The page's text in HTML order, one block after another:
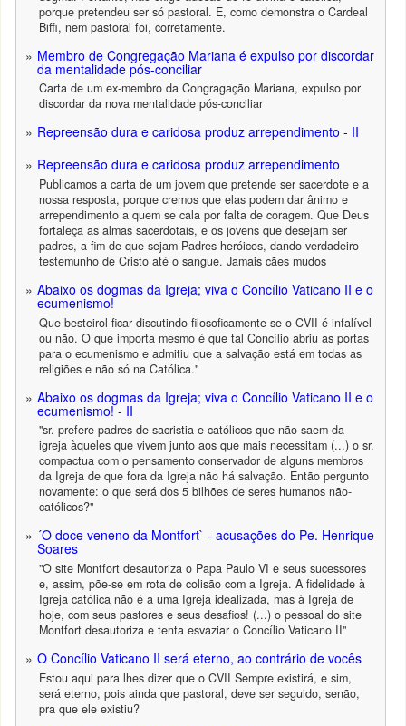
porque pretendeu ser só pastoral. E, como demonstra o Cardeal
Biffi, nem pastoral foi, corretamente.
Membro de Congregação Mariana é expulso por discordar
da mentalidade pós-conciliar
Carta de um ex-membro da Congragação Mariana, expulso por
discordar da nova mentalidade pós-conciliar
Repreensão dura e caridosa produz arrependimento - II
Repreensão dura e caridosa produz arrependimento
Publicamos a carta de um jovem que pretende ser sacerdote e a
nossa resposta, porque cremos que elas podem dar ânimo e
arrependimento a quem se cala por falta de coragem. Que Deus
fortaleça as almas sacerdotais, e os jovens que desejam ser
padres, a fim de que sejam Padres heróicos, dando verdadeiro
testemunho de Cristo até o sangue. Jamais cães mudos
Abaixo os dogmas da Igreja; viva o Concílio Vaticano II e o
ecumenismo!
Que besteirol ficar discutindo filosoficamente se o CVII é infalível
ou não. O que importa mesmo é que tal Concílio abriu as portas
para o ecumenismo e admitiu que a salvação está em todas as
religiões e não só na Católica."
Abaixo os dogmas da Igreja; viva o Concílio Vaticano II e o
ecumenismo! - II
"sr. prefere padres de sacristia e católicos que não saem da
igreja àqueles que vivem junto aos que mais necessitam (...) o sr.
compactua com o pensamento conservador de alguns membros
da Igreja de que fora da Igreja não há salvação. Então pergunto
novamente: o que será dos 5 bilhões de seres humanos não-
católicos?"
´O doce veneno da Montfort` - acusações do Pe. Henrique
Soares
"O site Montfort desautoriza o Papa Paulo VI e seus sucessores
e, assim, põe-se em rota de colisão com a Igreja. A fidelidade à
Igreja católica não é a uma Igreja idealizada, mas à Igreja de
hoje, com seus pastores e seus desafios! (...) o pessoal do site
Montfort desautoriza e tenta esvaziar o Concílio Vaticano II"
O Concílio Vaticano II será eterno, ao contrário de vocês
Estou aqui para lhes dizer que o CVII Sempre existirá, e sim,
será eterno, pois ainda que pastoral, deve ser seguido, senão,
pra que ele existiu?